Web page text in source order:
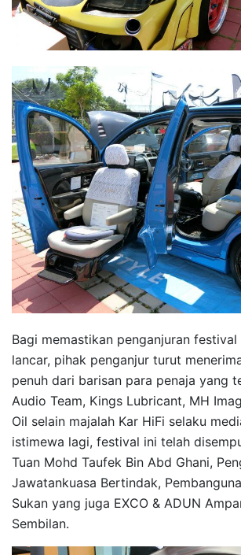
Bagi memastikan penganjuran
lancar, pihak penganjur turut
penuh dari barisan para penaja yang
Audio Team, Kings Lubricant, MH
Oil selain majalah Kar HiFi selaku
istimewa lagi, festival ini telah
Tuan Mohd Taufek Bin Abd Ghani,
Jawatankuasa Bertindak,
Sukan yang juga EXCO & ADUN
Sembilan.